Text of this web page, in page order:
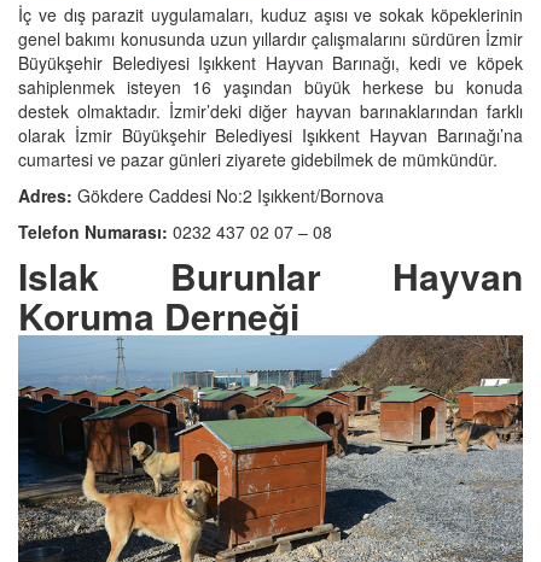
İç ve dış parazit uygulamaları, kuduz aşısı ve sokak köpeklerinin
genel bakımı konusunda uzun yıllardır çalışmalarını sürdüren İzmir
Büyükşehir Belediyesi Işıkkent Hayvan Barınağı, kedi ve köpek
sahiplenmek isteyen 16 yaşından büyük herkese bu konuda
destek olmaktadır. İzmir’deki diğer hayvan barınaklarından farklı
olarak İzmir Büyükşehir Belediyesi Işıkkent Hayvan Barınağı’na
cumartesi ve pazar günleri ziyarete gidebilmek de mümkündür.
Adres: Gökdere Caddesi No:2 Işıkkent/Bornova
Telefon Numarası: 0232 437 02 07 – 08
Islak Burunlar Hayvan
Koruma Derneği